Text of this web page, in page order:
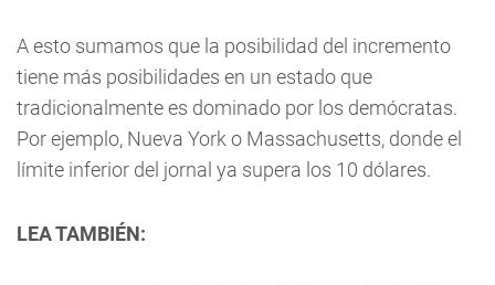
A esto sumamos que la posibilidad del incremento
tiene más posibilidades en un estado que
tradicionalmente es dominado por los demócratas.
Por ejemplo, Nueva York o Massachusetts, donde el
límite inferior del jornal ya supera los 10 dólares.
LEA TAMBIÉN: